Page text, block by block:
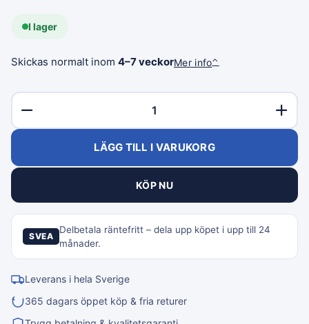
I lager
Skickas normalt inom 4–7 veckorMer info⌃
LÄGG TILL I VARUKORG
KÖP NU
SVEA
Delbetala räntefritt – dela upp köpet i upp till 24
månader.
Leverans i hela Sverige
365 dagars öppet köp & fria returer